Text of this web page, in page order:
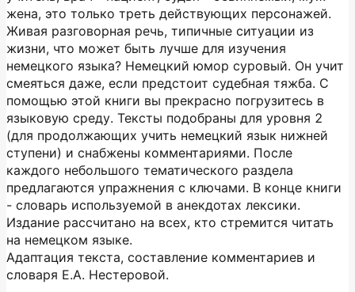
жена, это только треть действующих персонажей.
Живая разговорная речь, типичные ситуации из
жизни, что может быть лучше для изучения
немецкого языка? Немецкий юмор суровый. Он учит
смеяться даже, если предстоит судебная тяжба. С
помощью этой книги вы прекрасно погрузитесь в
языковую среду. Тексты подобраны для уровня 2
(для продолжающих учить немецкий язык нижней
ступени) и снабжены комментариями. После
каждого небольшого тематического раздела
предлагаются упражнения с ключами. В конце книги
- словарь используемой в анекдотах лексики.
Издание рассчитано на всех, кто стремится читать
на немецком языке.
Адаптация текста, составление комментариев и
словаря Е.А. Нестеровой.